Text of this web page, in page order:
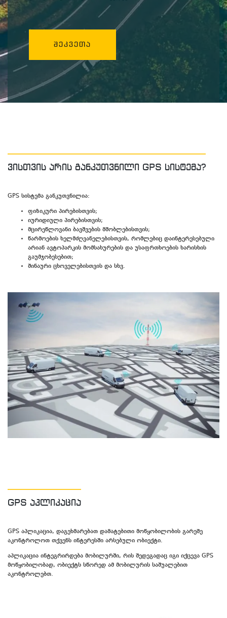
შეკვეთა
ვისთვის არის განკუთვნილი GPS სისტემა?
GPS სისტემა განკუთვნილია:
ფიზიკური პირებისთვის;
იურიდიული პირებისთვის;
მცირეწლოვანი ბავშვების მშობლებისთვის;
წარმოების ხელმძღვანელებისთვის, რომლებიც დაინტერესებული
არიან ავტოპარკის მომსახურების და უსაფრთხოების ხარისხის
გაუმჯობესებით;
შინაური ცხოველებისთვის და სხვ.
GPS აპლიკაცია
GPS აპლიკაცია, დაგეხმარებათ დამატებითი მოწყობილობის გარეშე
აკონტროლოთ თქვენს ინტერესში არსებული ობიექტი.
აპლიკაცია ინტეგრირდება მობილურში, რის შედეგადაც იგი იქცევა GPS
მოწყობილობად, ობიექტს სწორედ ამ მობილურის საშუალებით
აკონტროლებთ.